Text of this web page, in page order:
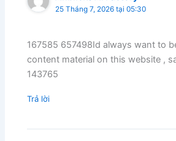
25 Tháng 7, 2026 tại 05:30
167585 657498Id always want to
content material on this website ,
143765
Trả lời